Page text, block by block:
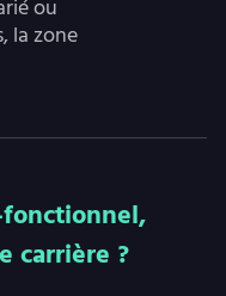
ou
la zone
carrière ?